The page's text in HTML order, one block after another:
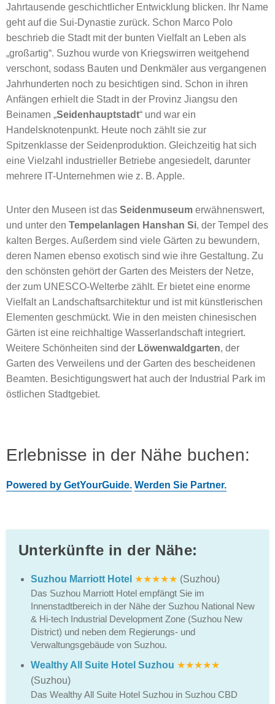
Jahrtausende geschichtlicher Entwicklung blicken. Ihr Name
geht auf die Sui-Dynastie zurück. Schon Marco Polo
beschrieb die Stadt mit der bunten Vielfalt an Leben als
„großartig“. Suzhou wurde von Kriegswirren weitgehend
verschont, sodass Bauten und Denkmäler aus vergangenen
Jahrhunderten noch zu besichtigen sind. Schon in ihren
Anfängen erhielt die Stadt in der Provinz Jiangsu den
Beinamen „Seidenhauptstadt“ und war ein
Handelsknotenpunkt. Heute noch zählt sie zur
Spitzenklasse der Seidenproduktion. Gleichzeitig hat sich
eine Vielzahl industrieller Betriebe angesiedelt, darunter
mehrere IT-Unternehmen wie z. B. Apple.
Unter den Museen ist das Seidenmuseum erwähnenswert,
und unter den Tempelanlagen Hanshan Si, der Tempel des
kalten Berges. Außerdem sind viele Gärten zu bewundern,
deren Namen ebenso exotisch sind wie ihre Gestaltung. Zu
den schönsten gehört der Garten des Meisters der Netze,
der zum UNESCO-Welterbe zählt. Er bietet eine enorme
Vielfalt an Landschaftsarchitektur und ist mit künstlerischen
Elementen geschmückt. Wie in den meisten chinesischen
Gärten ist eine reichhaltige Wasserlandschaft integriert.
Weitere Schönheiten sind der Löwenwaldgarten, der
Garten des Verweilens und der Garten des bescheidenen
Beamten. Besichtigungswert hat auch der Industrial Park im
östlichen Stadtgebiet.
Erlebnisse in der Nähe buchen:
Powered by GetYourGuide. Werden Sie Partner.
Unterkünfte in der Nähe:
Suzhou Marriott Hotel ★★★★★ (Suzhou)
Das Suzhou Marriott Hotel empfängt Sie im
Innenstadtbereich in der Nähe der Suzhou National New
& Hi-tech Industrial Development Zone (Suzhou New
District) und neben dem Regierungs- und
Verwaltungsgebäude von Suzhou.
Wealthy All Suite Hotel Suzhou ★★★★★
(Suzhou)
Das Wealthy All Suite Hotel Suzhou in Suzhou CBD